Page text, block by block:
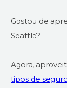
Gostou de
Seattle?
Agora,
tipos de